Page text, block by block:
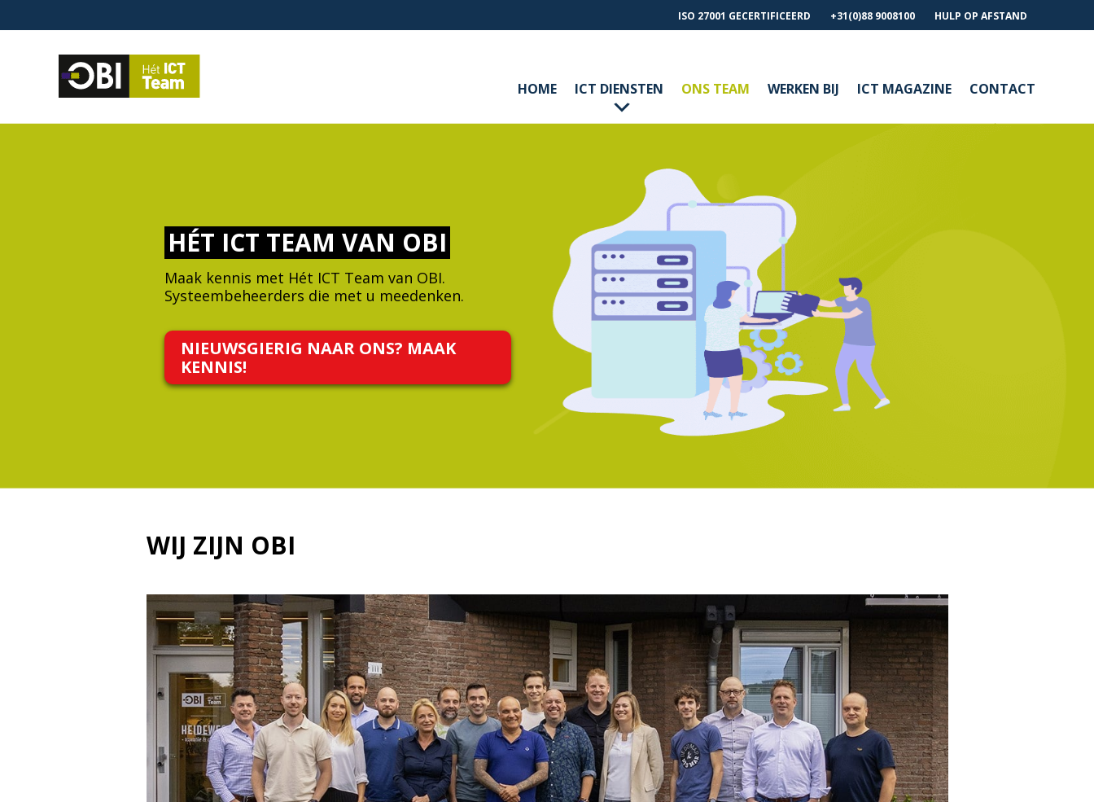
ISO 27001 GECERTIFICEERD +31(0)88 9008100 HULP OP AFSTAND
HOME ICT DIENSTEN ONS TEAM WERKEN BIJ ICT MAGAZINE CONTACT
HÉT ICT TEAM VAN OBI
Maak kennis met Hét ICT Team van OBI.
Systeembeheerders die met u meedenken.
NIEUWSGIERIG NAAR ONS? MAAK
KENNIS!
WIJ ZIJN OBI